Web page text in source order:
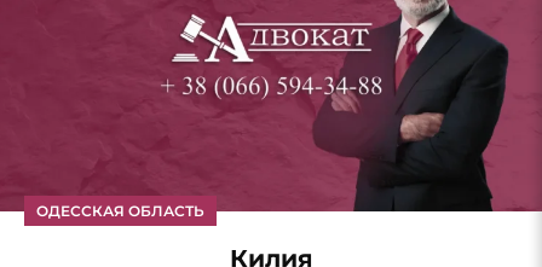
ОДЕССКАЯ ОБЛАСТЬ
Килия